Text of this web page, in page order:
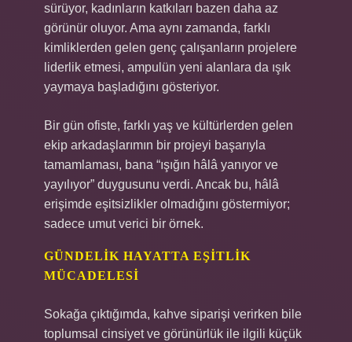
sürüyor, kadınların katkıları bazen daha az
görünür oluyor. Ama aynı zamanda, farklı
kimliklerden gelen genç çalışanların projelere
liderlik etmesi, ampulün yeni alanlara da ışık
yaymaya başladığını gösteriyor.
Bir gün ofiste, farklı yaş ve kültürlerden gelen
ekip arkadaşlarımın bir projeyi başarıyla
tamamlaması, bana “ışığın hâlâ yanıyor ve
yayılıyor” duygusunu verdi. Ancak bu, hâlâ
erişimde eşitsizlikler olmadığını göstermiyor;
sadece umut verici bir örnek.
GÜNDELIK HAYATTA EŞITLIK
MÜCADELESI
Sokağa çıktığımda, kahve siparişi verirken bile
toplumsal cinsiyet ve görünürlük ile ilgili küçük